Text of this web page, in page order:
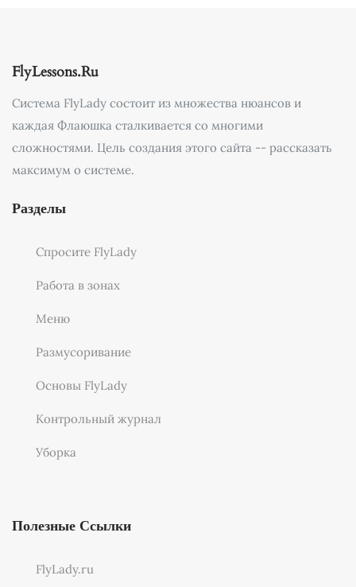
FlyLessons.Ru
Система FlyLady состоит из множества нюансов и
каждая Флаюшка сталкивается со многими
сложностями. Цель создания этого сайта -- рассказать
максимум о системе.
Разделы
Спросите FlyLady
Работа в зонах
Меню
Размусоривание
Основы FlyLady
Контрольный журнал
Уборка
Полезные Ссылки
FlyLady.ru